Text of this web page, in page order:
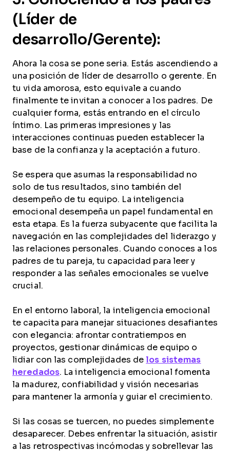
(Líder de
desarrollo/Gerente):
Ahora la cosa se pone seria. Estás ascendiendo a
una posición de líder de desarrollo o gerente. En
tu vida amorosa, esto equivale a cuando
finalmente te invitan a conocer a los padres. De
cualquier forma, estás entrando en el círculo
íntimo. Las primeras impresiones y las
interacciones continuas pueden establecer la
base de la confianza y la aceptación a futuro.
Se espera que asumas la responsabilidad no
solo de tus resultados, sino también del
desempeño de tu equipo. La inteligencia
emocional desempeña un papel fundamental en
esta etapa. Es la fuerza subyacente que facilita la
navegación en las complejidades del liderazgo y
las relaciones personales. Cuando conoces a los
padres de tu pareja, tu capacidad para leer y
responder a las señales emocionales se vuelve
crucial.
En el entorno laboral, la inteligencia emocional
te capacita para manejar situaciones desafiantes
con elegancia: afrontar contratiempos en
proyectos, gestionar dinámicas de equipo o
lidiar con las complejidades de los sistemas
heredados. La inteligencia emocional fomenta
la madurez, confiabilidad y visión necesarias
para mantener la armonía y guiar el crecimiento.
Si las cosas se tuercen, no puedes simplemente
desaparecer. Debes enfrentar la situación, asistir
a las retrospectivas incómodas y sobrellevar las